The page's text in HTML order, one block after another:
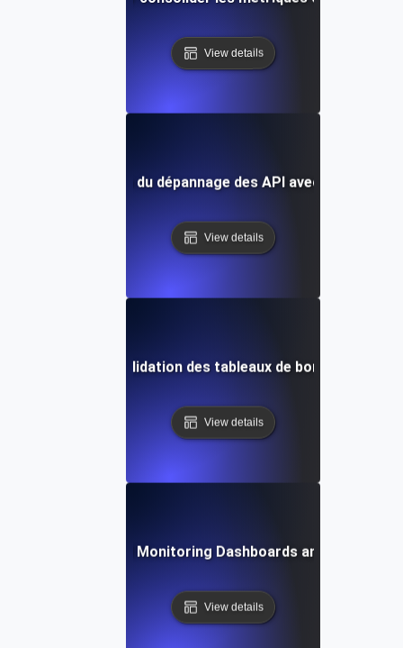
View details
: Rationalisation du dépannage des API avec des
View details
dans la consolidation des tableaux de bord et
View details
Trends in API Monitoring Dashboards and Data
View details